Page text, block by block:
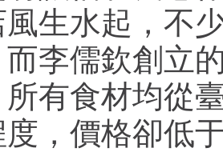
風生水起，不
而李儒欽創立
所有食材均從
度，價格卻低